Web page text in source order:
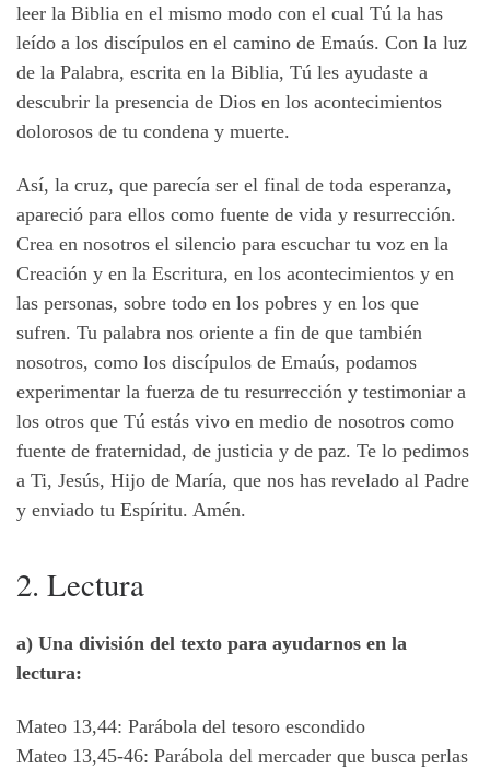
leer la Biblia en el mismo modo con el cual Tú la has
leído a los discípulos en el camino de Emaús. Con la luz
de la Palabra, escrita en la Biblia, Tú les ayudaste a
descubrir la presencia de Dios en los acontecimientos
dolorosos de tu condena y muerte.
Así, la cruz, que parecía ser el final de toda esperanza,
apareció para ellos como fuente de vida y resurrección.
Crea en nosotros el silencio para escuchar tu voz en la
Creación y en la Escritura, en los acontecimientos y en
las personas, sobre todo en los pobres y en los que
sufren. Tu palabra nos oriente a fin de que también
nosotros, como los discípulos de Emaús, podamos
experimentar la fuerza de tu resurrección y testimoniar a
los otros que Tú estás vivo en medio de nosotros como
fuente de fraternidad, de justicia y de paz. Te lo pedimos
a Ti, Jesús, Hijo de María, que nos has revelado al Padre
y enviado tu Espíritu. Amén.
2. Lectura
a) Una división del texto para ayudarnos en la
lectura:
Mateo 13,44: Parábola del tesoro escondido
Mateo 13,45-46: Parábola del mercader que busca perlas